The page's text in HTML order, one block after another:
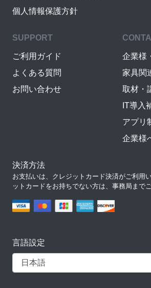
個人情報保護方針
SUPPORT
ご利用ガイド
よくある質問
お問い合わせ
企業様
家具関
取材・
IT導入
アプリ
企業様
決済方法
お支払いは、クレジットカード決済がご利用
ットカードをお持ちでない方は、事務局まで
言語設定